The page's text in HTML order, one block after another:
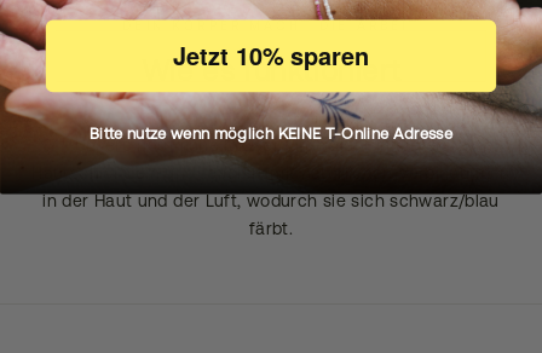
DEIN KÖRPER MACHT DIE ARBEIT
Wie es funktioniert
Unsere natürliche Inkster Tinte zieht in die erste
Hautschicht ein und reagiert mit natürlichen Verbindungen
in der Haut und der Luft, wodurch sie sich schwarz/blau
färbt.
Jetzt 10% sparen
Bitte nutze wenn möglich KEINE T-Online Adresse